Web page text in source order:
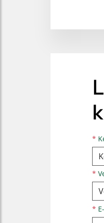
*
*
*
E-